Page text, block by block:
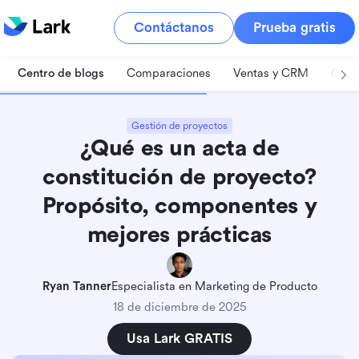
Contáctanos Prueba gratis
Centro de blogs Comparaciones Ventas y CRM
Gestión de proyectos
¿Qué es un acta de
constitución de proyecto?
Propósito, componentes y
mejores prácticas
Ryan TannerEspecialista en Marketing de Producto
18 de diciembre de 2025
Usa Lark GRATIS